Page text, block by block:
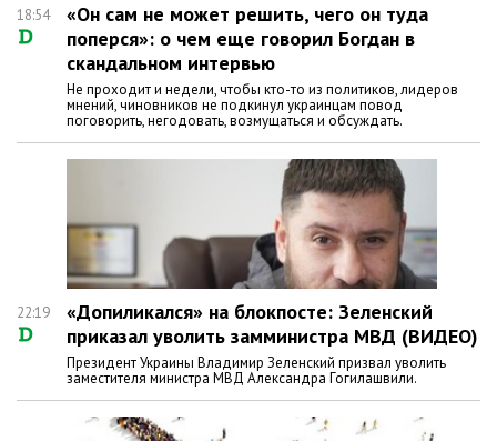
18:54
«Он сам не может решить, чего он туда
поперся»: о чем еще говорил Богдан в
скандальном интервью
Не проходит и недели, чтобы кто-то из политиков, лидеров
мнений, чиновников не подкинул украинцам повод
поговорить, негодовать, возмущаться и обсуждать.
22:19
«Допиликался» на блокпосте: Зеленский
приказал уволить замминистра МВД (ВИДЕО)
Президент Украины Владимир Зеленский призвал уволить
заместителя министра МВД Александра Гогилашвили.